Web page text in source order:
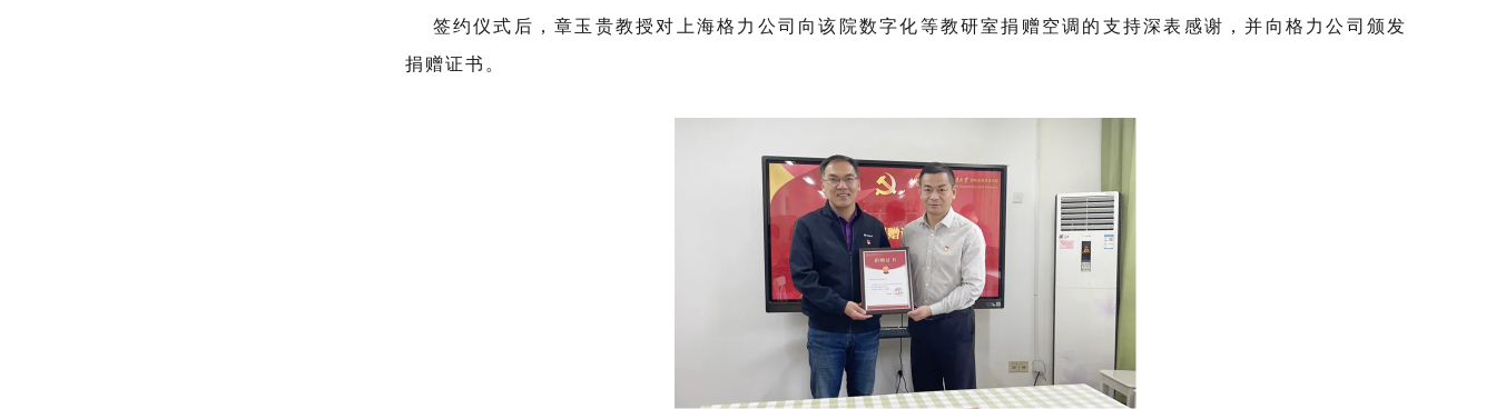
签约仪式后，章玉贵教授对上海格力公司向该院数字化等教研室捐赠空调的支持深表感谢，并向格力公司颁发
捐赠证书。